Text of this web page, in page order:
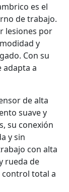
es el
de trabajo.
lesiones por
y
Con su
adapta a
de alta
suave y
su conexión
y sin
con alta
rueda de
control total a